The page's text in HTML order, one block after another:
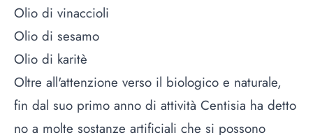
Olio di vinaccioli
Olio di sesamo
Olio di karitè
Oltre all'attenzione verso il biologico e naturale,
fin dal suo primo anno di attività Centisia ha detto
no a molte sostanze artificiali che si possono